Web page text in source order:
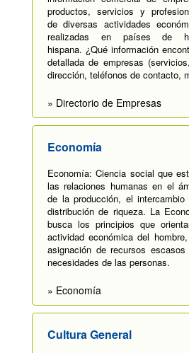
productos, servicios y
de diversas actividades
realizadas en países de
hispana. ¿Qué información
detallada de empresas
dirección, teléfonos de contacto,
» Directorio de Empresas
Economía
Economía: Ciencia social que
las relaciones humanas en el
de la producción, el
distribución de riqueza. La
busca los principios que
actividad económica del
asignación de recursos
necesidades de las personas.
» Economía
Cultura General